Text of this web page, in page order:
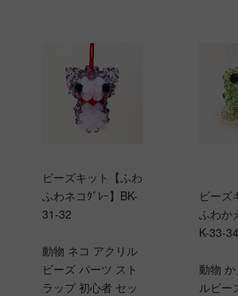
ビーズキット【ふわ
ふわネコｸﾞﾚｰ】BK-
31-32
動物 ネコ アクリル
ビーズ パーツ スト
ラップ 初心者 セッ
ビーズ
ふわ
K-33-34
動物
ルビー